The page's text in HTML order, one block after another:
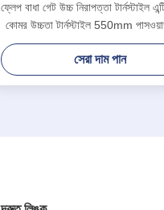
ফ্লেপ বাধা গেট উচ্চ নিরাপত্তা টার্নস্টাইল
কোমর উচ্চতা টার্নস্টাইল 550mm
সেরা দাম পান